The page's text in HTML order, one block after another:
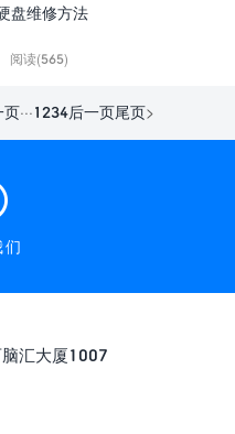
盘维修方法
阅读(565)
页···1234后一页尾页>
汇大厦1007